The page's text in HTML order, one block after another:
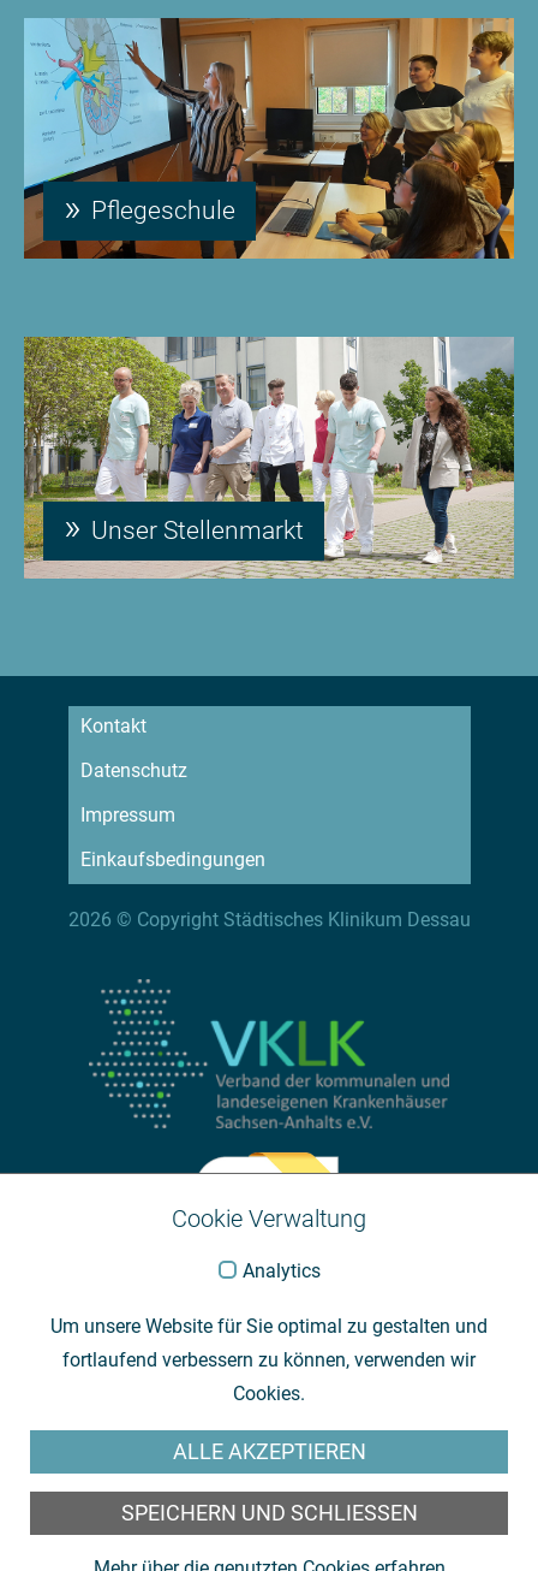
Pflegeschule
Unser Stellenmarkt
Kontakt
Datenschutz
Impressum
Einkaufsbedingungen
2026 © Copyright Städtisches Klinikum Dessau
Cookie Verwaltung
Analytics
Um unsere Website für Sie optimal zu gestalten und
fortlaufend verbessern zu können, verwenden wir
Cookies.
ALLE AKZEPTIEREN
SPEICHERN UND SCHLIESSEN